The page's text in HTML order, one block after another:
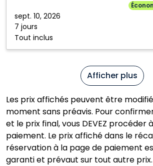
sept. 10, 2026
7 jours
Tout inclus
Plata,
République
dominicaine
Afficher plus
Les prix affichés peuvent être
moment sans préavis. Pour
et le prix final, vous DEVEZ procéder
paiement. Le prix affiché dans le
réservation à la page de paiement
garanti et prévaut sur tout autre prix.